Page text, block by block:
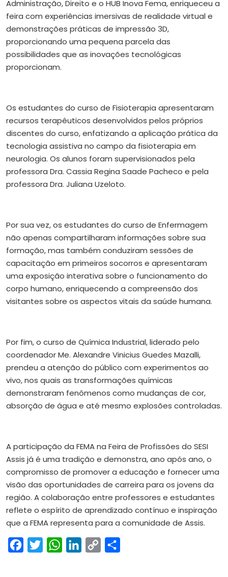
Administração, Direito e o HUB Inova Fema, enriqueceu a
feira com experiências imersivas de realidade virtual e
demonstrações práticas de impressão 3D,
proporcionando uma pequena parcela das
possibilidades que as inovações tecnológicas
proporcionam.
Os estudantes do curso de Fisioterapia apresentaram
recursos terapêuticos desenvolvidos pelos próprios
discentes do curso, enfatizando a aplicação prática da
tecnologia assistiva no campo da fisioterapia em
neurologia. Os alunos foram supervisionados pela
professora Dra. Cassia Regina Saade Pacheco e pela
professora Dra. Juliana Uzeloto.
Por sua vez, os estudantes do curso de Enfermagem
não apenas compartilharam informações sobre sua
formação, mas também conduziram sessões de
capacitação em primeiros socorros e apresentaram
uma exposição interativa sobre o funcionamento do
corpo humano, enriquecendo a compreensão dos
visitantes sobre os aspectos vitais da saúde humana.
Por fim, o curso de Química Industrial, liderado pelo
coordenador Me. Alexandre Vinicius Guedes Mazalli,
prendeu a atenção do público com experimentos ao
vivo, nos quais as transformações químicas
demonstraram fenômenos como mudanças de cor,
absorção de água e até mesmo explosões controladas.
A participação da FEMA na Feira de Profissões do SESI
Assis já é uma tradição e demonstra, ano após ano, o
compromisso de promover a educação e fornecer uma
visão das oportunidades de carreira para os jovens da
região. A colaboração entre professores e estudantes
reflete o espírito de aprendizado contínuo e inspiração
que a FEMA representa para a comunidade de Assis.
FacebookTwitterWhatsAppLinkedIn
Copy